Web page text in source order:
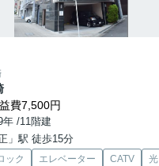
費7,500円
年 /11階建
」駅 徒歩15分
ック エレベーター CATV